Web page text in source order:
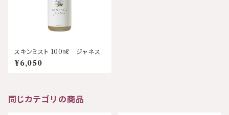
スキンミスト 100㎖ ジャネス
¥6,050
同じカテゴリの商品